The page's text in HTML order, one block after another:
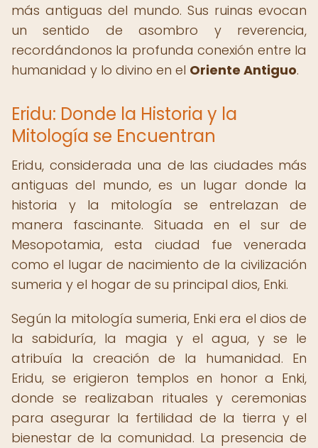
más antiguas del mundo. Sus ruinas evocan
un sentido de asombro y reverencia,
recordándonos la profunda conexión entre la
humanidad y lo divino en el Oriente Antiguo.
Eridu: Donde la Historia y la
Mitología se Encuentran
Eridu, considerada una de las ciudades más
antiguas del mundo, es un lugar donde la
historia y la mitología se entrelazan de
manera fascinante. Situada en el sur de
Mesopotamia, esta ciudad fue venerada
como el lugar de nacimiento de la civilización
sumeria y el hogar de su principal dios, Enki.
Según la mitología sumeria, Enki era el dios de
la sabiduría, la magia y el agua, y se le
atribuía la creación de la humanidad. En
Eridu, se erigieron templos en honor a Enki,
donde se realizaban rituales y ceremonias
para asegurar la fertilidad de la tierra y el
bienestar de la comunidad. La presencia de